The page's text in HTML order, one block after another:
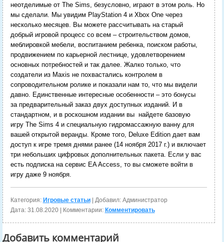
неотделимые от The Sims, безусловно, играют в этом роль. Но
мы сделали. Мы увидим PlayStation 4 и Xbox One через
несколько месяцев. Вы можете рассчитывать на старый
добрый игровой процесс со всем – строительством домов,
меблировкой мебели, воспитанием ребенка, поиском работы,
продвижением по карьерной лестнице, удовлетворением
основных потребностей и так далее. Жалко только, что
создатели из Maxis не похвастались контролем в
сопроводительном ролике и показали нам то, что мы видели
давно. Единственные интересные особенности – это бонусы
за предварительный заказ двух доступных изданий. И в
стандартном, и в роскошном издании вы найдете базовую
игру The Sims 4 и специальную гидромассажную ванну для
вашей открытой веранды. Кроме того, Deluxe Edition дает вам
доступ к игре тремя днями ранее (14 ноября 2017 г.) и включает
три небольших цифровых дополнительных пакета. Если у вас
есть подписка на сервис EA Access, то вы сможете войти в
игру даже 9 ноября.
Категория: Игровые статьи| Добавил: Администратор
Дата: 31.08.2020| Комментарии: Комментировать
Добавить комментарий